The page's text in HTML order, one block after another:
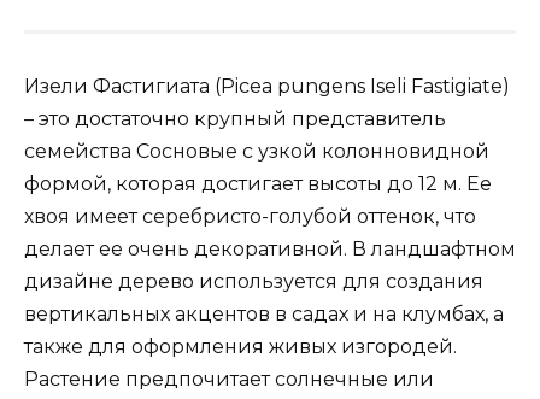
Изели Фастигиата (Picea pungens Iseli Fastigiate)
– это достаточно крупный представитель
семейства Сосновые с узкой колонновидной
формой, которая достигает высоты до 12 м. Ее
хвоя имеет серебристо-голубой оттенок, что
делает ее очень декоративной. В ландшафтном
дизайне дерево используется для создания
вертикальных акцентов в садах и на клумбах, а
также для оформления живых изгородей.
Растение предпочитает солнечные или